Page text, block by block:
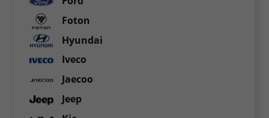
Foton
Hyundai
Iveco
Jaecoo
Jeep